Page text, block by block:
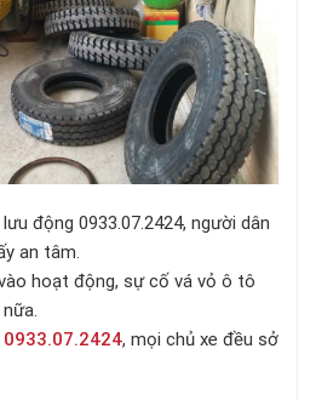
động 0933.07.2424, người dân
an tâm.
hoạt động, sự cố vá vỏ ô tô
0933.07.2424, mọi chủ xe đều sở